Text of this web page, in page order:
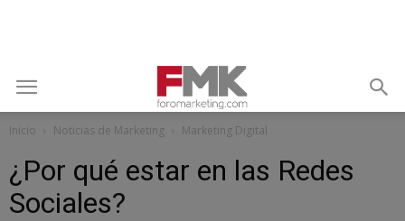
Inicio Noticias de Marketing Marketing Digital
¿Por qué estar en las Redes
Sociales?